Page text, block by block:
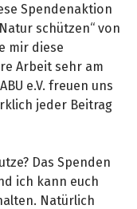
Spendenaktion
schützen“ von
mir diese
Arbeit sehr am
e.V. freuen uns
jeder Beitrag
Das Spenden
ich kann euch
Natürlich